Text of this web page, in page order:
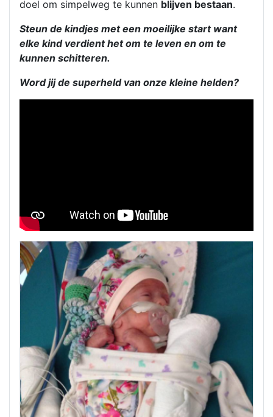
doel om simpelweg te kunnen blijven bestaan.
Steun de kindjes met een moeilijke start want
elke kind verdient het om te leven en om te
kunnen schitteren.
Word jij de superheld van onze kleine helden?